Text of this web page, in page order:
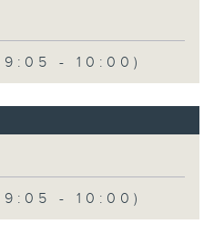
- 10:00)
- 10:00)